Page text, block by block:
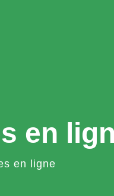
en
en ligne